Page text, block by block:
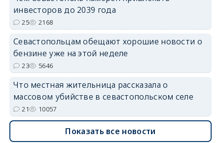
инвесторов до 2039 года
25 2168
Севастопольцам обещают хорошие новости о
бензине уже на этой неделе
23 5646
Что местная жительница рассказала о
массовом убийстве в севастопольском селе
21 10057
Показать все новости